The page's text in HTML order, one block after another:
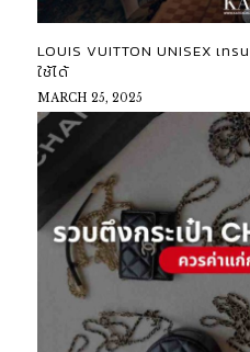
LOUIS VUITTON UNISEX เท
ใช้ได้
MARCH 25, 2025